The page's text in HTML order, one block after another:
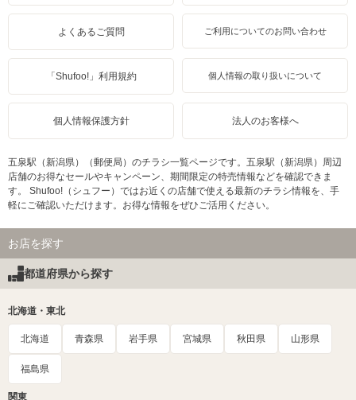
よくあるご質問 ご利用についてのお問い合わせ
「Shufoo!」利用規約 個人情報の取り扱いについて
個人情報保護方針 法人のお客様へ
五泉駅（新潟県）（郵便局）のチラシ一覧ページです。五泉駅（新潟県）周辺
店舗のお得なセールやキャンペーン、期間限定の特売情報などを確認できま
す。 Shufoo!（シュフー）ではお近くの店舗で使える最新のチラシ情報を、手
軽にご確認いただけます。お得な情報をぜひご活用ください。
お店を探す
都道府県から探す
北海道・東北
北海道 青森県 岩手県 宮城県 秋田県 山形県
福島県
関東